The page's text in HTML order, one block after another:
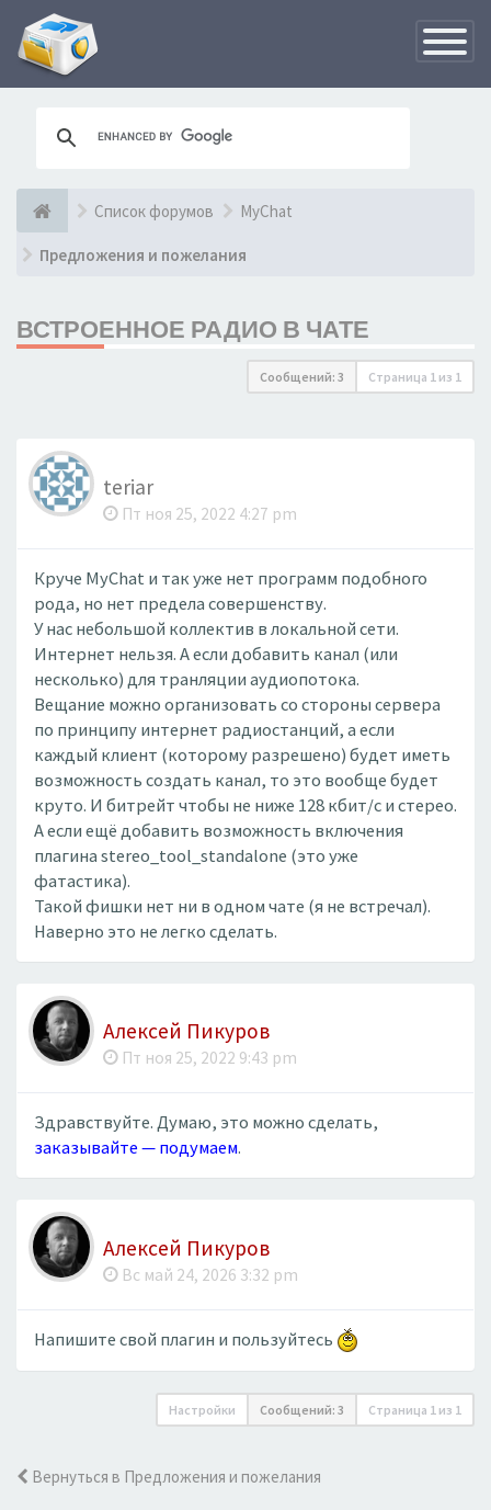
Список форумов MyChat
Предложения и пожелания
ВСТРОЕННОЕ РАДИО В ЧАТЕ
Сообщений: 3 Страница 1 из 1
teriar
Пт ноя 25, 2022 4:27 pm
Круче MyChat и так уже нет программ подобного
рода, но нет предела совершенству.
У нас небольшой коллектив в локальной сети.
Интернет нельзя. А если добавить канал (или
несколько) для транляции аудиопотока.
Вещание можно организовать со стороны сервера
по принципу интернет радиостанций, а если
каждый клиент (которому разрешено) будет иметь
возможность создать канал, то это вообще будет
круто. И битрейт чтобы не ниже 128 кбит/c и стерео.
А если ещё добавить возможность включения
плагина stereo_tool_standalone (это уже
фатастика).
Такой фишки нет ни в одном чате (я не встречал).
Наверно это не легко сделать.
Алексей Пикуров
Пт ноя 25, 2022 9:43 pm
Здравствуйте. Думаю, это можно сделать,
заказывайте — подумаем.
Алексей Пикуров
Вс май 24, 2026 3:32 pm
Напишите свой плагин и пользуйтесь
Настройки Сообщений: 3 Страница 1 из 1
Вернуться в Предложения и пожелания